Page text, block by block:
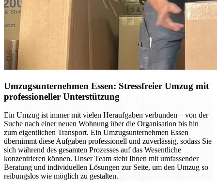
Umzugsunternehmen Essen: Stressfreier Umzug mit
professioneller Unterstützung
Ein Umzug ist immer mit vielen Heraufgaben verbunden – von der
Suche nach einer neuen Wohnung über die Organisation bis hin
zum eigentlichen Transport. Ein Umzugsunternehmen Essen
übernimmt diese Aufgaben professionell und zuverlässig, sodass Sie
sich während des gesamten Prozesses auf das Wesentliche
konzentrieren können. Unser Team steht Ihnen mit umfassender
Beratung und individuellen Lösungen zur Seite, um den Umzug so
reibungslos wie möglich zu gestalten.